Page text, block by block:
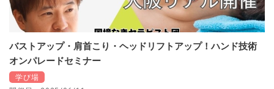
バストアップ・肩首こり・ヘッドリフトアップ！ハンド技術
オンパレードセミナー
学び場